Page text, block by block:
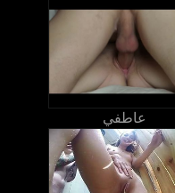
عاطفي